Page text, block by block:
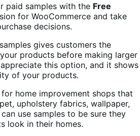
paid samples with the Free
for WooCommerce and take
decisions.
gives customers the
products before making larger
this option, and it shows
of your products.
home improvement shops that
upholstery fabrics, wallpaper,
use samples to be sure they
look in their homes.